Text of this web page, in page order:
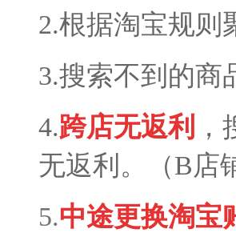
2.根据淘宝规则
3.搜索不到的商
4.跨店无返利 ，
无返利 。（B店
5.中途更换淘宝